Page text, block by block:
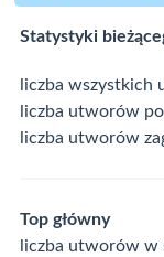
Statystyki
liczba wszystkich
liczba utworów
liczba utworów
Top główny
liczba utworów w